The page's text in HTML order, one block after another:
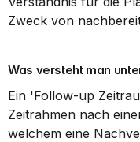
Zweck von
Was versteht man
Ein 'Follow-up
Zeitrahmen nach
welchem eine